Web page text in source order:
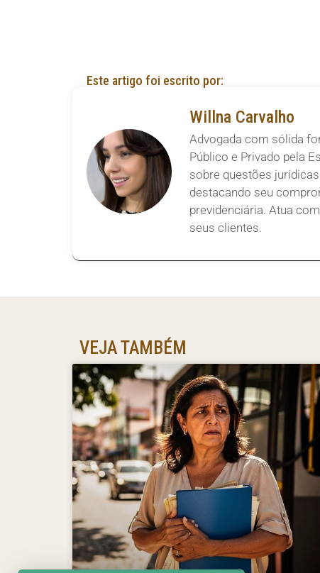
Este artigo foi escrito por:
Willna Carvalho
Advogada com sólida
Público e Privado pela
sobre questões
destacando seu
previdenciária. Atua
seus clientes.
VEJA TAMBÉM